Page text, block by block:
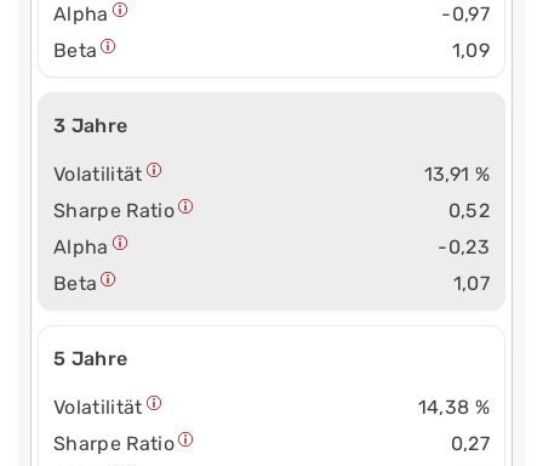
Alpha
-0,97
Beta
1,09
3 Jahre
Volatilität
13,91 %
Sharpe Ratio
0,52
Alpha
-0,23
Beta
1,07
5 Jahre
Volatilität
14,38 %
Sharpe Ratio
0,27